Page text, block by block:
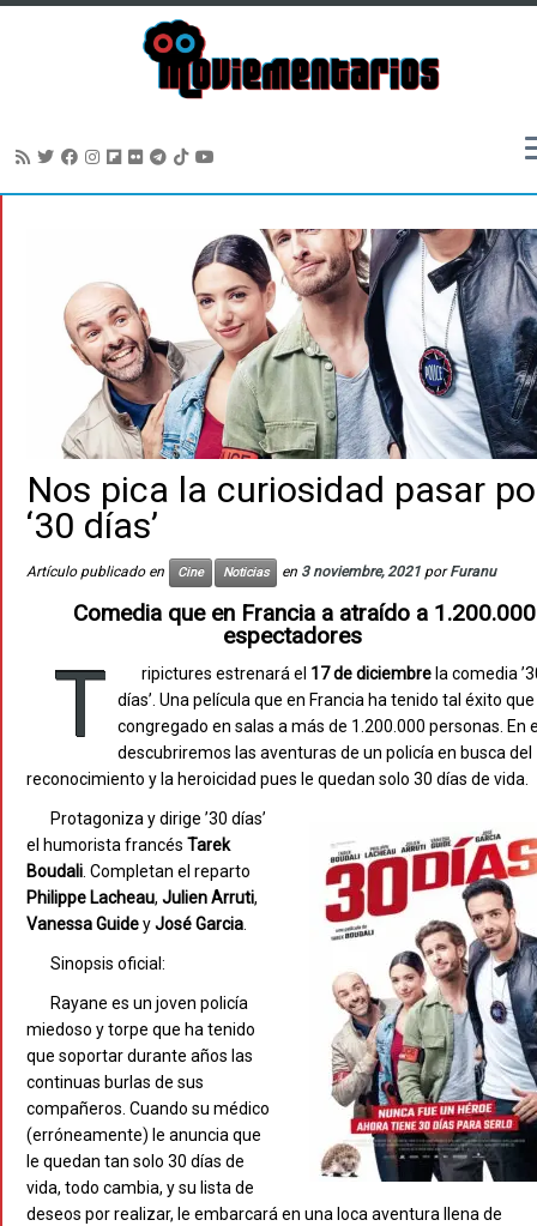
Nos pica la curiosidad pasar
‘30 días’
Artículo publicado en Cine Noticias en 3 noviembre, 2021 porFuranu
Comedia que en Francia a atraído a 1.200.000
espectadores
T ripictures estrenará el 17 de diciembre la comedia
días’. Una película que en Francia ha tenido tal éxito
congregado en salas a más de 1.200.000 personas. En
descubriremos las aventuras de un policía en busca del
reconocimiento y la heroicidad pues le quedan solo 30 días de vida.
Protagoniza y dirige ’30 días’
el humorista francés Tarek
Boudali. Completan el reparto
Philippe Lacheau, Julien Arruti,
Vanessa GuideyJosé Garcia.
Sinopsis oficial:
Rayane es un joven policía
miedoso y torpe que ha tenido
que soportar durante años las
continuas burlas de sus
compañeros. Cuando su médico
(erróneamente) le anuncia que
le quedan tan solo 30 días de
vida, todo cambia, y su lista de
deseos por realizar, le embarcará en una loca aventura llena de